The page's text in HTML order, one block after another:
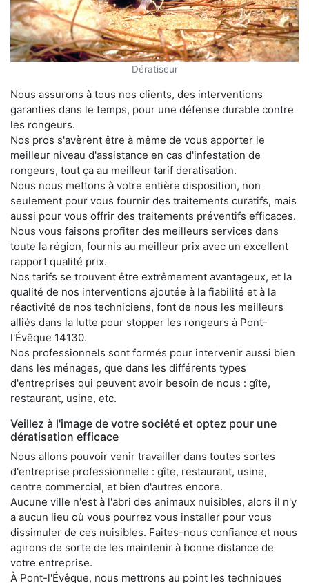
Dératiseur
Nous assurons à tous nos clients, des interventions
garanties dans le temps, pour une défense durable contre
les rongeurs.
Nos pros s'avèrent être à même de vous apporter le
meilleur niveau d'assistance en cas d'infestation de
rongeurs, tout ça au meilleur tarif deratisation.
Nous nous mettons à votre entière disposition, non
seulement pour vous fournir des traitements curatifs, mais
aussi pour vous offrir des traitements préventifs efficaces.
Nous vous faisons profiter des meilleurs services dans
toute la région, fournis au meilleur prix avec un excellent
rapport qualité prix.
Nos tarifs se trouvent être extrêmement avantageux, et la
qualité de nos interventions ajoutée à la fiabilité et à la
réactivité de nos techniciens, font de nous les meilleurs
alliés dans la lutte pour stopper les rongeurs à Pont-
l'Évêque 14130.
Nos professionnels sont formés pour intervenir aussi bien
dans les ménages, que dans les différents types
d'entreprises qui peuvent avoir besoin de nous : gîte,
restaurant, usine, etc.
Veillez à l'image de votre société et optez pour une
dératisation efficace
Nous allons pouvoir venir travailler dans toutes sortes
d'entreprise professionnelle : gîte, restaurant, usine,
centre commercial, et bien d'autres encore.
Aucune ville n'est à l'abri des animaux nuisibles, alors il n'y
a aucun lieu où vous pourrez vous installer pour vous
dissimuler de ces nuisibles. Faites-nous confiance et nous
agirons de sorte de les maintenir à bonne distance de
votre entreprise.
À Pont-l'Évêque, nous mettrons au point les techniques